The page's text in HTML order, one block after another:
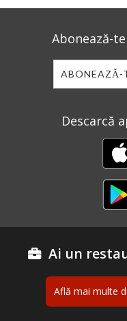
Abonează-
ABONEAZĂ-
Descarcă
Ai un
Află mai multe